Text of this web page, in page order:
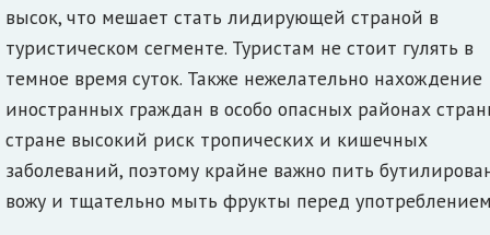
высок, что мешает стать лидирующей страной в
туристическом сегменте. Туристам не стоит гулять в
темное время суток. Также нежелательно нахождение
иностранных граждан в особо опасных районах
стране высокий риск тропических и кишечных
заболеваний, поэтому крайне важно пить
вожу и тщательно мыть фрукты перед